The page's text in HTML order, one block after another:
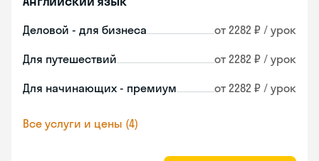
Деловой - для бизнеса от 2282 ₽ / урок
Для путешествий от 2282 ₽ / урок
Для начинающих - премиум от 2282 ₽ / урок
Все услуги и цены (4)